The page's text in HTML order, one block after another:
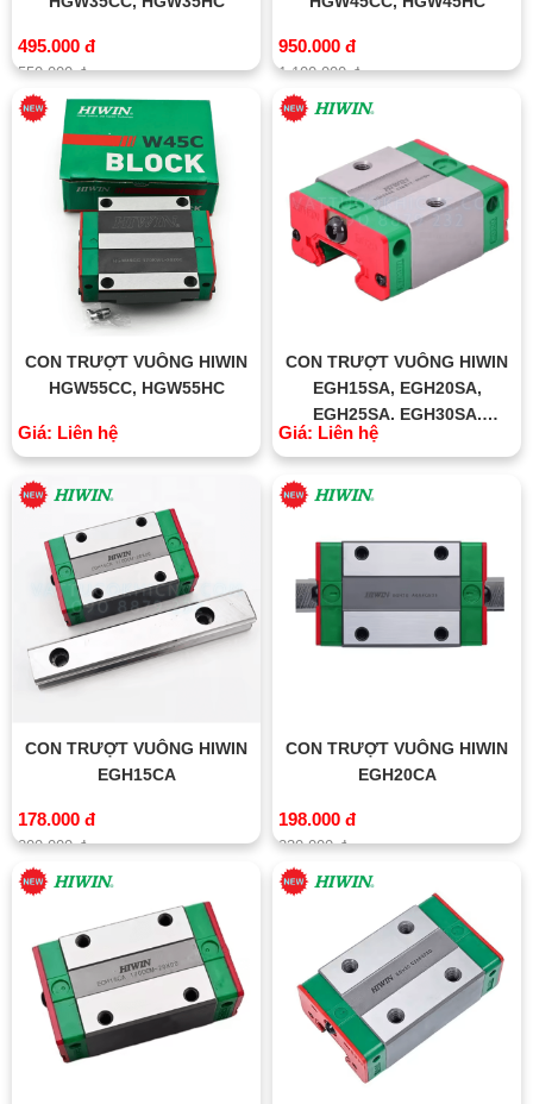
495.000 đ
550.000 đ
950.000 đ
1.100.000 đ
CON TRƯỢT VUÔNG HIWIN
HGW55CC, HGW55HC
Giá: Liên hệ
CON TRƯỢT VUÔNG HIWIN
EGH15SA, EGH20SA,
EGH25SA, EGH30SA,
EGH35SA
Giá: Liên hệ
CON TRƯỢT VUÔNG HIWIN
EGH15CA
178.000 đ
200.000 đ
CON TRƯỢT VUÔNG HIWIN
EGH20CA
198.000 đ
230.000 đ